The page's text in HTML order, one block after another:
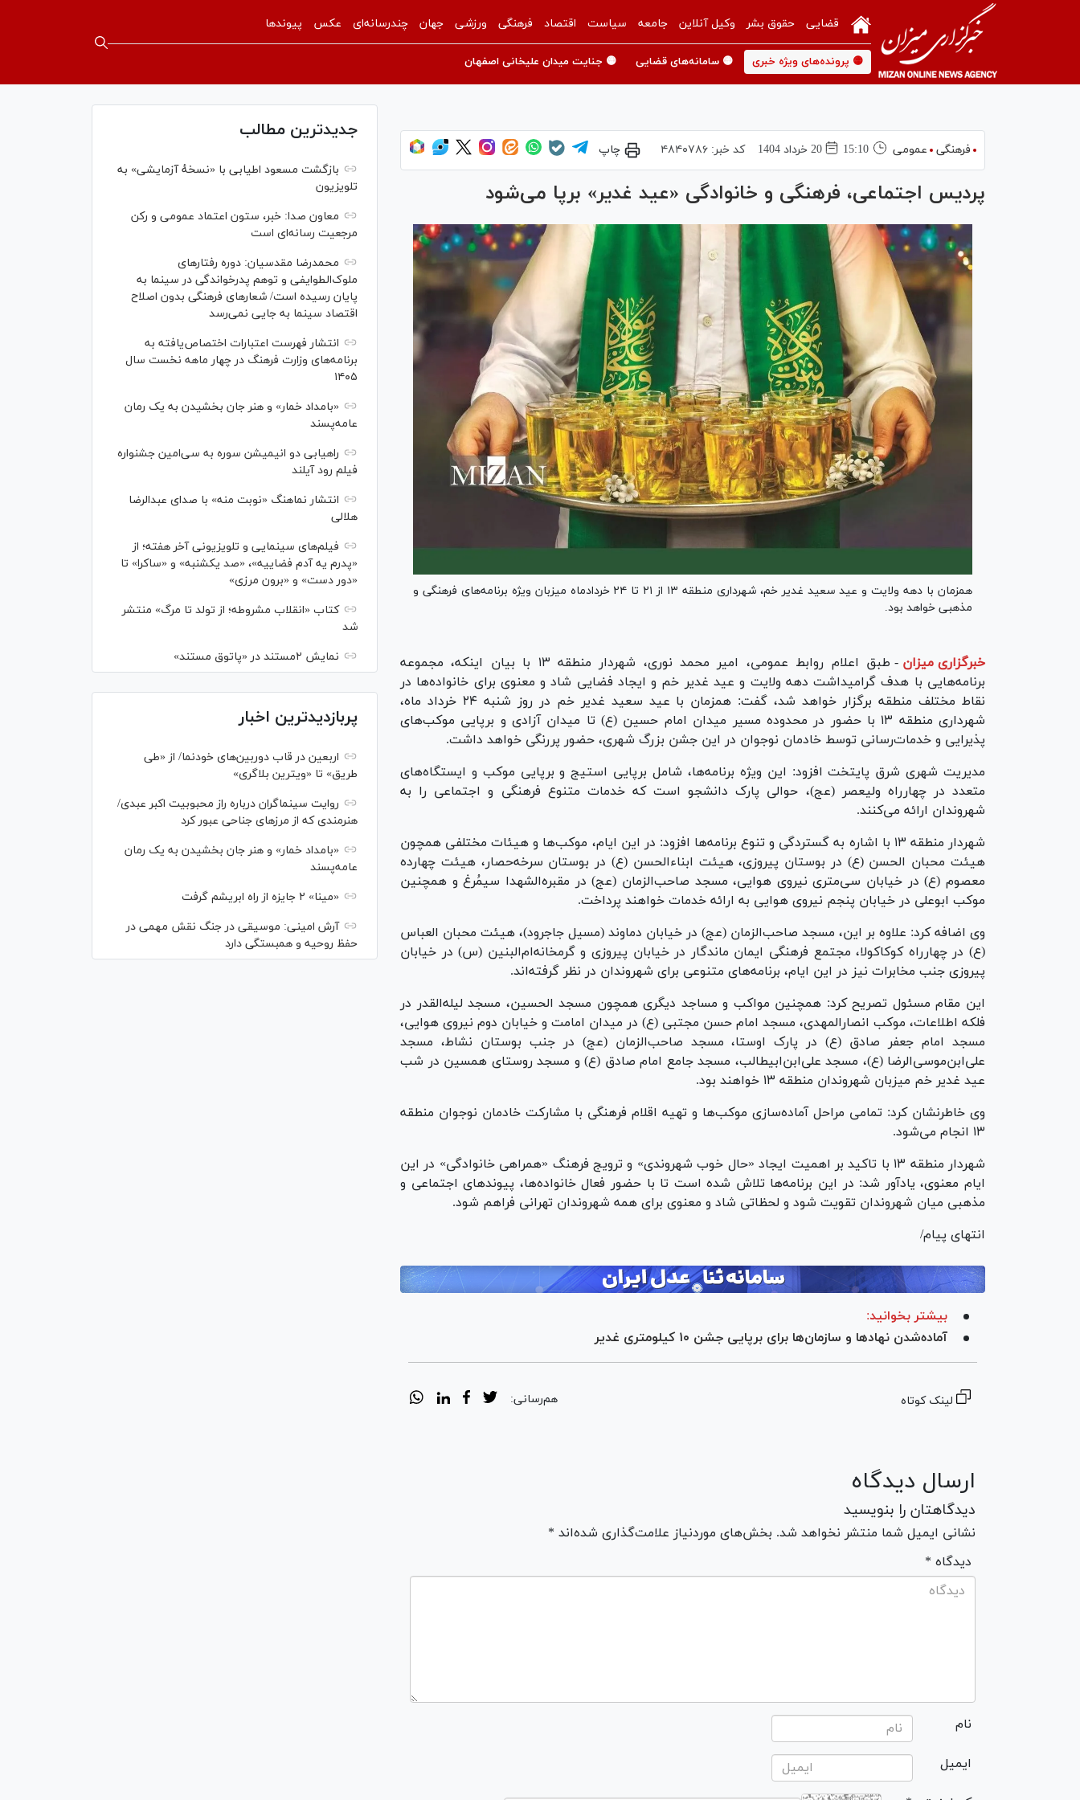
قضایی حقوق بشر وکیل آنلاین جامعه سیاست اقتصاد فرهنگی ورزشی جهان چندرسانه‌ای عکس پیوندها
🟡 پرونده‌های ویژه خبری 🟡 سامانه‌های قضایی 🟡 جنایت میدان علیخانی اصفهان
فرهنگی عمومی 15:10 20 خرداد 1404 کد خبر: ۴۸۴۰۷۸۶ چاپ
پردیس اجتماعی، فرهنگی و خانوادگی «عید غدیر» برپا می‌شود
همزمان با دهه ولایت و عید سعید غدیر خم، شهرداری منطقه ۱۳ از ۲۱ تا ۲۴ خردادماه میزبان ویژه برنامه‌های فرهنگی و
مذهبی خواهد بود.
خبرگزاری میزان -
طبق اعلام روابط عمومی، امیر محمد نوری، شهردار منطقه ۱۳ با بیان اینکه، مجموعه
برنامه‌هایی با هدف گرامیداشت دهه ولایت و عید غدیر خم و ایجاد فضایی شاد و معنوی برای خانواده‌ها در
نقاط مختلف منطقه برگزار خواهد شد، گفت: همزمان با عید سعید غدیر خم در روز شنبه ۲۴ خرداد ماه،
شهرداری منطقه ۱۳ با حضور در محدوده مسیر میدان امام حسین (ع) تا میدان آزادی و برپایی موکب‌های
پذیرایی و خدمات‌رسانی توسط خادمان نوجوان در این جشن بزرگ شهری، حضور پررنگی خواهد داشت.
مدیریت شهری شرق پایتخت افزود: این ویژه برنامه‌ها، شامل برپایی استیج و برپایی موکب و ایستگاه‌های
متعدد در چهارراه ولیعصر (عج)، حوالی پارک دانشجو است که خدمات متنوع فرهنگی و اجتماعی را به
شهروندان ارائه می‌کنند.
شهردار منطقه ۱۳ با اشاره به گستردگی و تنوع برنامه‌ها افزود: در این ایام، موکب‌ها و هیئات مختلفی همچون
هیئت محبان الحسن (ع) در بوستان پیروزی، هیئت ابناءالحسن (ع) در بوستان سرخه‌حصار، هیئت چهارده
معصوم (ع) در خیابان سی‌متری نیروی هوایی، مسجد صاحب‌الزمان (عج) در مقبره‌الشهدا سیمُرغ و همچنین
موکب ابوعلی در خیابان پنجم نیروی هوایی به ارائه خدمات خواهند پرداخت.
وی اضافه کرد: علاوه بر این، مسجد صاحب‌الزمان (عج) در خیابان دماوند (مسیل جاجرود)، هیئت محبان العباس
(ع) در چهارراه کوکاکولا، مجتمع فرهنگی ایمان ماندگار در خیابان پیروزی و گرمخانه‌ام‌البنین (س) در خیابان
پیروزی جنب مخابرات نیز در این ایام، برنامه‌های متنوعی برای شهروندان در نظر گرفته‌اند.
این مقام مسئول تصریح کرد: همچنین مواکب و مساجد دیگری همچون مسجد الحسین، مسجد لیله‌القدر در
فلکه اطلاعات، موکب انصارالمهدی، مسجد امام حسن مجتبی (ع) در میدان امامت و خیابان دوم نیروی هوایی،
مسجد امام جعفر صادق (ع) در پارک اوستا، مسجد صاحب‌الزمان (عج) در جنب بوستان نشاط، مسجد
علی‌ابن‌موسی‌الرضا (ع)، مسجد علی‌ابن‌ابیطالب، مسجد جامع امام صادق (ع) و مسجد روستای همسین در شب
عید غدیر خم میزبان شهروندان منطقه ۱۳ خواهند بود.
وی خاطرنشان کرد: تمامی مراحل آماده‌سازی موکب‌ها و تهیه اقلام فرهنگی با مشارکت خادمان نوجوان منطقه
۱۳ انجام می‌شود.
شهردار منطقه ۱۳ با تاکید بر اهمیت ایجاد «حال خوب شهروندی» و ترویج فرهنگ «همراهی خانوادگی» در این
ایام معنوی، یادآور شد: در این برنامه‌ها تلاش شده است تا با حضور فعال خانواده‌ها، پیوند‌های اجتماعی و
مذهبی میان شهروندان تقویت شود و لحظاتی شاد و معنوی برای همه شهروندان تهرانی فراهم شود.
انتهای پیام/
بیشتر بخوانید:
آماده‌شدن نهادها و سازمان‌ها برای برپایی جشن ۱۰ کیلومتری غدیر
لینک کوتاه هم‌رسانی:
ارسال دیدگاه
دیدگاهتان را بنویسید
نشانی ایمیل شما منتشر نخواهد شد. بخش‌های موردنیاز علامت‌گذاری شده‌اند *
* دیدگاه
نام
ایمیل
جدیدترین مطالب
بازگشت مسعود اطیابی با «نسخهٔ آزمایشی» به
تلویزیون
معاون صدا: خبر، ستون اعتماد عمومی و رکن
مرجعیت رسانه‌ای است
محمدرضا مقدسیان: دوره رفتارهای
ملوک‌الطوایفی و توهم پدرخواندگی در سینما به
پایان رسیده است/ شعارهای فرهنگی بدون اصلاح
اقتصاد سینما به جایی نمی‌رسد
انتشار فهرست اعتبارات اختصاص‌یافته به
برنامه‌های وزارت فرهنگ در چهار ماهه نخست سال
۱۴۰۵
«بامداد خمار» و هنر جان بخشیدن به یک رمان
عامه‌پسند
راهیابی دو انیمیشن سوره به سی‌امین جشنواره
فیلم رود آیلند
انتشار نماهنگ «نوبت منه» با صدای عبدالرضا
هلالی
فیلم‌های سینمایی و تلویزیونی آخر هفته؛ از
«پدرم یه آدم فضاییه»، «صد یکشنبه» و «ساکرا» تا
«دور دست» و «برون مرزی»
کتاب «انقلاب مشروطه؛ از تولد تا مرگ» منتشر
شد
نمایش ۲مستند در «پاتوق مستند»
پربازدیدترین اخبار
اربعین در قاب دوربین‌های خودنما/ از «طی
طریق» تا «ویترین بلاگری»
روایت سینماگران درباره راز محبوبیت اکبر عبدی/
هنرمندی که از مرزهای جناحی عبور کرد
«بامداد خمار» و هنر جان بخشیدن به یک رمان
عامه‌پسند
«مینا» ۲ جایزه از راه ابریشم گرفت
آرش امینی: موسیقی در جنگ نقش مهمی در
حفظ روحیه و همبستگی دارد